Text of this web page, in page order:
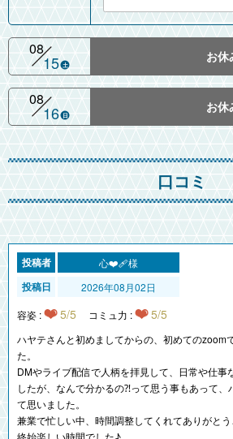
08
15 土
お休
08
16 日
お休
口コミ
心❤️‍🩹様
2026年08月02日
容姿 :
5/5 コミュ力 : 5/5
ハヤテさんと初めましてからの、初めてのzoom
た。
DMやライブ配信で人柄を拝見して、日常や仕事
したが、なんで分かるの⁈って思う事もあって、
て思いました。
兼業で忙しい中、時間調整してくれてありがと